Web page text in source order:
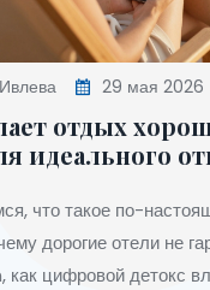
29 мая 2026
отдых
идеального
что такое по-
дорогие отели не
цифровой детокс